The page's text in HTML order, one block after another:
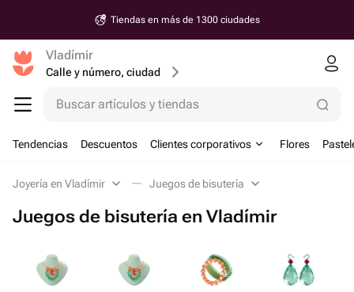
Tiendas en más de 1300 ciudades
Vladímir
Calle y número, ciudad
Buscar artículos y tiendas
Tendencias Descuentos Clientes corporativos Flores
Joyería en Vladímir Juegos de bisutería
Juegos de bisutería en Vladímir